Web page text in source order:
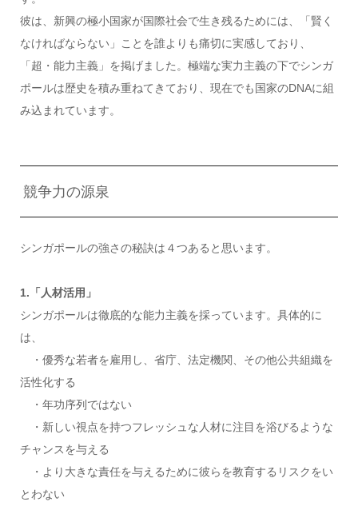
彼は、新興の極小国家が国際社会で生き残るためには、「賢く
なければならない」ことを誰よりも痛切に実感しており、
「超・能力主義」を掲げました。極端な実力主義の下でシンガ
ポールは歴史を積み重ねてきており、現在でも国家のDNAに組
み込まれています。
競争力の源泉
シンガポールの強さの秘訣は４つあると思います。
1.「人材活用」
シンガポールは徹底的な能力主義を採っています。具体的に
は、
・優秀な若者を雇用し、省庁、法定機関、その他公共組織を
活性化する
・年功序列ではない
・新しい視点を持つフレッシュな人材に注目を浴びるような
チャンスを与える
・より大きな責任を与えるために彼らを教育するリスクをい
とわない